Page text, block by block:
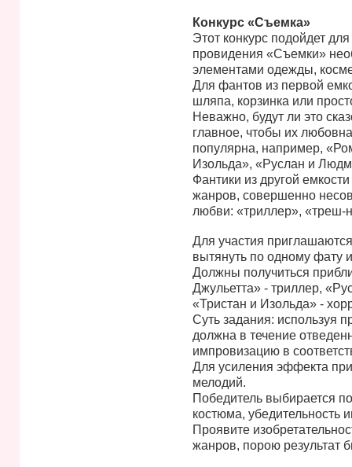
Конкурс «Съемка»
Этот конкурс подойдет
провидения «Съемки»
элементами одежды,
Для фантов из первой
шляпа, корзинка или
Неважно, будут ли это
главное, чтобы их
популярна, например,
Изольда», «Руслан и
Фантики из другой
жанров, совершенно
любви: «триллер», «треш-
Для участия
вытянуть по одному фату
Должны получиться
Джульетта» - триллер,
«Тристан и Изольда» -
Суть задания: используя
должна в течение
импровизацию в
Для усиления эффекта
мелодий.
Победитель выбирается
костюма, убедительность
Проявите
жанров, порою результат